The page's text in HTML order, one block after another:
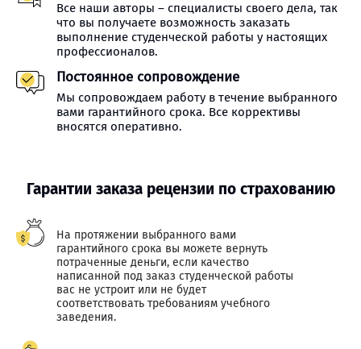
Все наши авторы – специалисты своего дела, так
что вы получаете возможность заказать
выполнение студенческой работы у настоящих
профессионалов.
Постоянное сопровождение
Мы сопровождаем работу в течение выбранного
вами гарантийного срока. Все коррективы
вносятся оперативно.
Гарантии заказа рецензии по страхованию
На протяжении выбранного вами
гарантийного срока вы можете вернуть
потраченные деньги, если качество
написанной под заказ студенческой работы
вас не устроит или не будет
соответствовать требованиям учебного
заведения.